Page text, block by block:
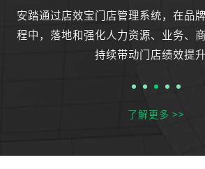
安踏通过店效宝门店管理系统，在品
程中，落地和强化人力资源、业务、
持续带动门店绩效提升
了解更多 >>